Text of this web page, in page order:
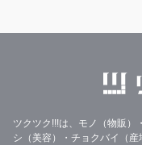
ツクツク!!!は、モノ（物販）
シ（美容）・チョクバイ（産